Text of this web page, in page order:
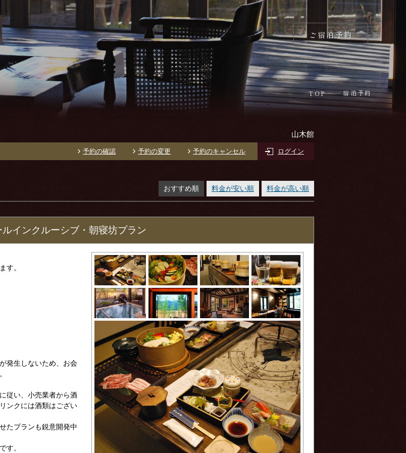
ご宿泊予約
TOP 宿泊予約
山木館
予約の確認 予約の変更 予約のキャンセル ログイン
おすすめ順 料金が安い順 料金が高い順
インクルーシブ・朝寝坊プラン
す。
発生しないため、お会
従い、小売業者から酒
ンクには酒類はござい
たプランも鋭意開発中
す。